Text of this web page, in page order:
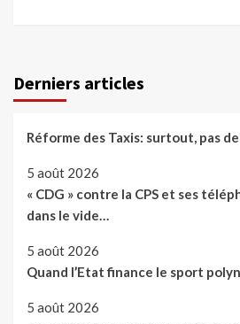
Derniers articles
Réforme des Taxis: surtout, pas de
5 août 2026
« CDG » contre la CPS et ses
dans le vide…
5 août 2026
Quand l’Etat finance le sport
5 août 2026